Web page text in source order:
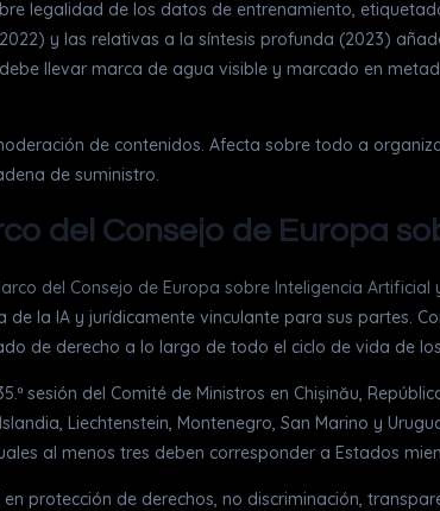
legalidad de los datos de entrenamiento,
y las relativas a la síntesis profunda (2023)
llevar marca de agua visible y marcado en
de contenidos. Afecta sobre todo a
de suministro.
del Consejo de Europa
del Consejo de Europa sobre Inteligencia
la IA y jurídicamente vinculante para sus partes.
de derecho a lo largo de todo el ciclo de vida de
sesión del Comité de Ministros en Chișinău,
Liechtenstein, Montenegro, San Marino y
al menos tres deben corresponder a Estados
protección de derechos, no discriminación,